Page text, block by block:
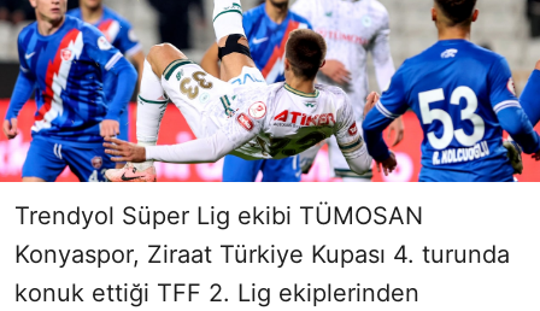
Trendyol Süper Lig ekibi TÜMOSAN
Konyaspor, Ziraat Türkiye Kupası 4. turunda
konuk ettiği TFF 2. Lig ekiplerinden